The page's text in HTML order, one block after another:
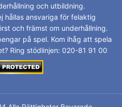
och utbildning.
hållas ansvariga för felaktig
och främst om underhållning.
på spel. Kom ihåg att spela
Ring stödlinjen: 020-81 91 00